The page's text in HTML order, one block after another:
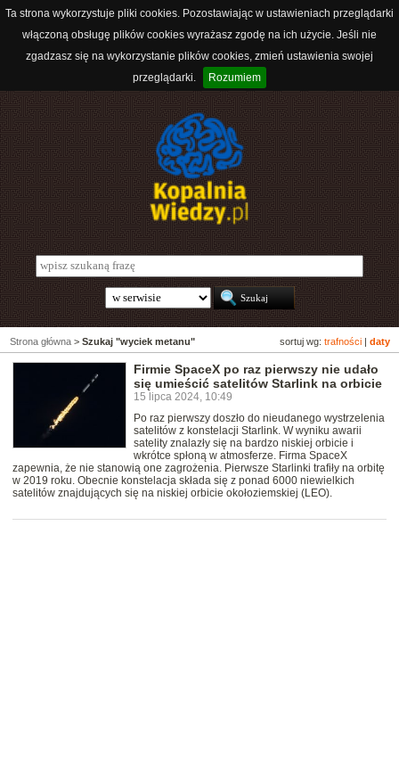
Ta strona wykorzystuje pliki cookies. Pozostawiając w ustawieniach przeglądarki
włączoną obsługę plików cookies wyrażasz zgodę na ich użycie. Jeśli nie
zgadzasz się na wykorzystanie plików cookies, zmień ustawienia swojej
przeglądarki.
Rozumiem
sortuj wg: trafności daty
Strona główna > Szukaj "wyciek metanu"
Firmie SpaceX po raz pierwszy nie udało
się umieścić satelitów Starlink na orbicie
15 lipca 2024, 10:49
Po raz pierwszy doszło do nieudanego wystrzelenia
satelitów z konstelacji Starlink. W wyniku awarii
satelity znalazły się na bardzo niskiej orbicie i
wkrótce spłoną w atmosferze. Firma SpaceX
zapewnia, że nie stanowią one zagrożenia. Pierwsze Starlinki trafiły na orbitę
w 2019 roku. Obecnie konstelacja składa się z ponad 6000 niewielkich
satelitów znajdujących się na niskiej orbicie okołoziemskiej (LEO).